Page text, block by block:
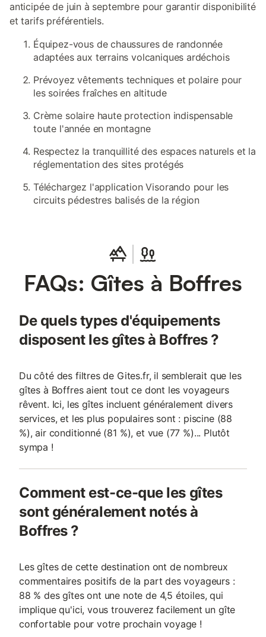
anticipée de juin à septembre pour garantir disponibilité
et tarifs préférentiels.
Équipez-vous de chaussures de randonnée
adaptées aux terrains volcaniques ardéchois
Prévoyez vêtements techniques et polaire pour
les soirées fraîches en altitude
Crème solaire haute protection indispensable
toute l'année en montagne
Respectez la tranquillité des espaces naturels et la
réglementation des sites protégés
Téléchargez l'application Visorando pour les
circuits pédestres balisés de la région
FAQs: Gîtes à Boffres
De quels types d'équipements
disposent les gîtes à Boffres ?
Du côté des filtres de Gites.fr, il semblerait que les
gîtes à Boffres aient tout ce dont les voyageurs
rêvent. Ici, les gîtes incluent généralement divers
services, et les plus populaires sont : piscine (88
%), air conditionné (81 %), et vue (77 %)... Plutôt
sympa !
Comment est-ce-que les gîtes
sont généralement notés à
Boffres ?
Les gîtes de cette destination ont de nombreux
commentaires positifs de la part des voyageurs :
88 % des gîtes ont une note de 4,5 étoiles, qui
implique qu'ici, vous trouverez facilement un gîte
confortable pour votre prochain voyage !